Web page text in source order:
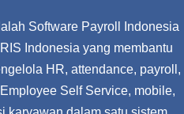
Software Payroll Indonesia
Indonesia yang membantu
HR, attendance, payroll,
Self Service, mobile,